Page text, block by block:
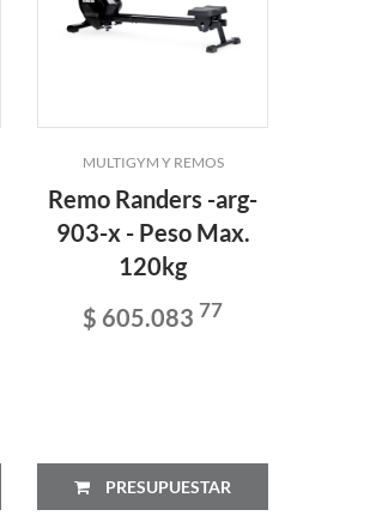
MULTIGYM Y REMOS
Remo Randers -arg-
903-x - Peso Max.
120kg
$ 605.083 77
PRESUPUESTAR